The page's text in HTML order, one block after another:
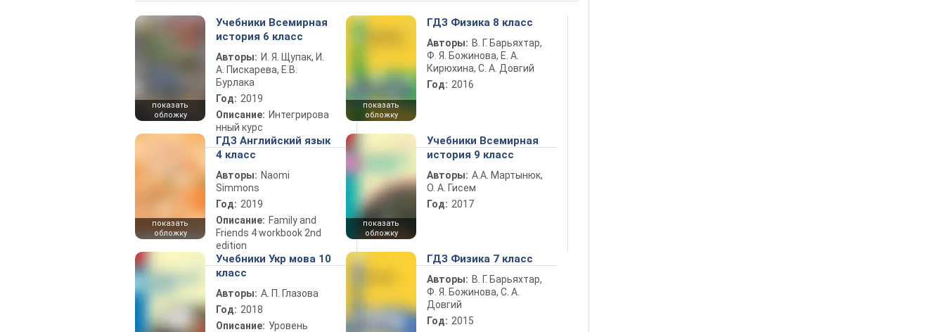
показать
обложку
Учебники Всемирная
история 6 класс
Авторы: И. Я. Щупак, И.
А. Пискарева, Е.В.
Бурлака
Год: 2019
Описание: Интегрирова
нный курс
показать
обложку
ГДЗ Физика 8 класс
Авторы: В. Г. Барьяхтар,
Ф. Я. Божинова, Е. А.
Кирюхина, С. А. Довгий
Год: 2016
показать
обложку
ГДЗ Английский язык
4 класс
Авторы: Naomi
Simmons
Год: 2019
Описание: Family and
Friends 4 workbook 2nd
edition
показать
обложку
Учебники Всемирная
история 9 класс
Авторы: А.А. Мартынюк,
О. А. Гисем
Год: 2017
Учебники Укр мова 10
класс
Авторы: А. П. Глазова
Год: 2018
Описание: Уровень
ГДЗ Физика 7 класс
Авторы: В. Г. Барьяхтар,
Ф. Я. Божинова, С. А.
Довгий
Год: 2015